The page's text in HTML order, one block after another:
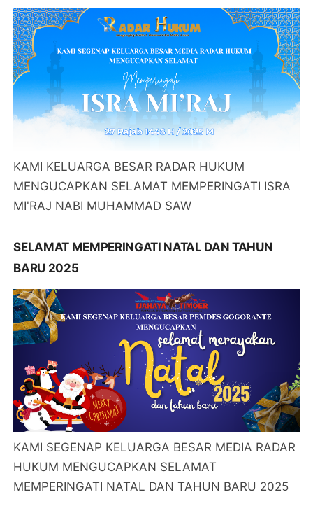
KAMI KELUARGA BESAR RADAR HUKUM
MENGUCAPKAN SELAMAT MEMPERINGATI ISRA
MI'RAJ NABI MUHAMMAD SAW
SELAMAT MEMPERINGATI NATAL DAN TAHUN
BARU 2025
KAMI SEGENAP KELUARGA BESAR MEDIA RADAR
HUKUM MENGUCAPKAN SELAMAT
MEMPERINGATI NATAL DAN TAHUN BARU 2025